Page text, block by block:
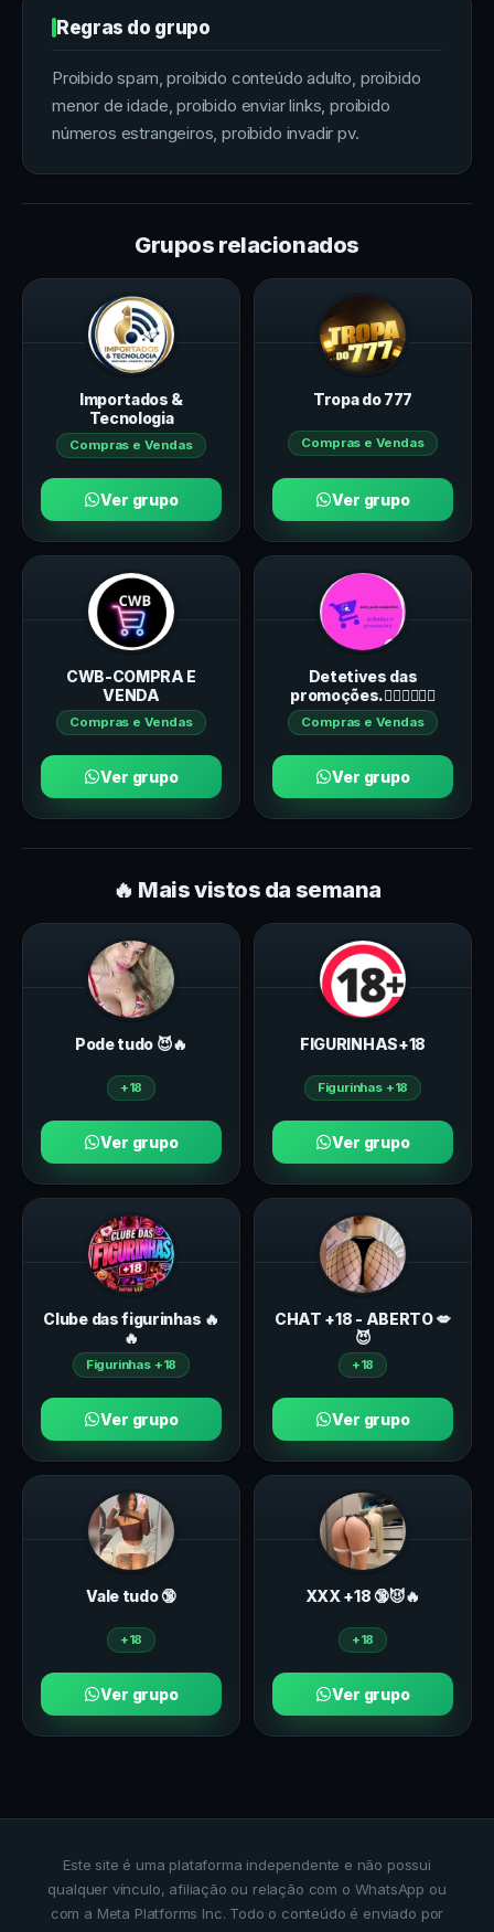
Regras do grupo
Proibido spam, proibido conteúdo adulto, proibido
menor de idade, proibido enviar links, proibido
números estrangeiros, proibido invadir pv.
Grupos relacionados
Importados &
Tecnologia
Compras e Vendas
Ver grupo
Tropa do 777
Compras e Vendas
Ver grupo
CWB-COMPRA E
VENDA
Compras e Vendas
Ver grupo
Detetives das
promoções.🕵️‍♀️🕵️‍♂️💸🤑
Compras e Vendas
Ver grupo
🔥 Mais vistos da semana
Pode tudo 😈🔥
+18
Ver grupo
FIGURINHAS+18
Figurinhas +18
Ver grupo
Clube das figurinhas 🔥
🔥
Figurinhas +18
Ver grupo
CHAT +18 - ABERTO 💋
😈
+18
Ver grupo
Vale tudo 🔞
+18
Ver grupo
ХXХ +18 🔞😈🔥
+18
Ver grupo
Este site é uma plataforma independente e não possui
qualquer vínculo, afiliação ou relação com o WhatsApp ou
com a Meta Platforms Inc. Todo o conteúdo é enviado por